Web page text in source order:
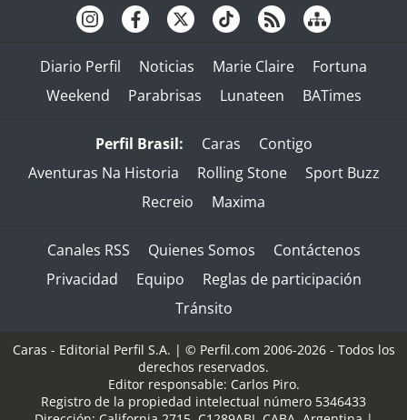
Diario Perfil Noticias Marie Claire
Fortuna
Weekend
Parabrisas Lunateen BATimes
Perfil Brasil: Caras
Contigo
Aventuras Na Historia
Rolling Stone
Sport Buzz
Recreio
Maxima
Canales RSS Quienes Somos
Contáctenos
Privacidad
Equipo
Reglas de participación
Tránsito
Caras - Editorial Perfil S.A. | © Perfil.com 2006-2026 - Todos los
derechos reservados.
Editor responsable: Carlos Piro.
Registro de la propiedad intelectual número 5346433